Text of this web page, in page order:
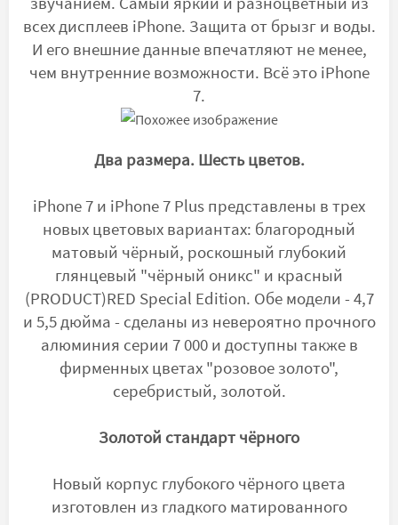
всех дисплеев iPhone. Защита от брызг и воды.
И его внешние данные впечатляют не менее,
чем внутренние возможности. Всё это iPhone
7.
Два размера. Шесть цветов.
iPhone 7 и iPhone 7 Plus представлены в трех
новых цветовых вариантах: благородный
матовый чёрный, роскошный глубокий
глянцевый "чёрный оникс" и красный
(PRODUCT)RED Special Edition. Обе модели - 4,7
и 5,5 дюйма - сделаны из невероятно прочного
алюминия серии 7 000 и доступны также в
фирменных цветах "розовое золото",
серебристый, золотой.
Золотой стандарт чёрного
Новый корпус глубокого чёрного цвета
изготовлен из гладкого матированного